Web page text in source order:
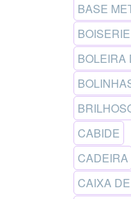
BASE
BOISERIE
BOLEIRA
CABIDE
CADEIRA
CAIXA